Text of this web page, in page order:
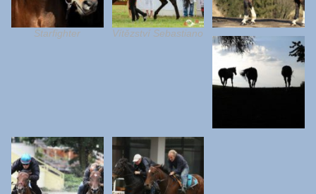
Starfighter Vítězství Sebastiano